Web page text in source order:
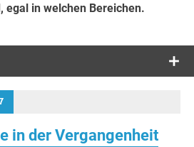
egal in welchen Bereichen.
in der Vergangenheit